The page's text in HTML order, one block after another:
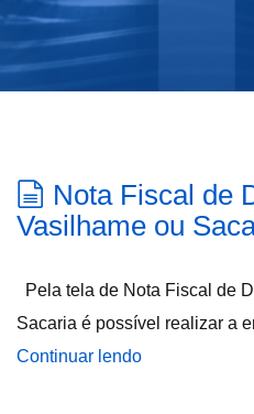
Nota Fiscal de
Vasilhame ou
Pela tela de Nota Fiscal de
Sacaria é possível realizar a
Continuar lendo